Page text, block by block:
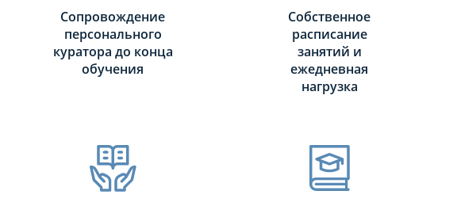
Сопровождение
персонального
куратора до конца
обучения
Собственное
расписание
занятий и
ежедневная
нагрузка